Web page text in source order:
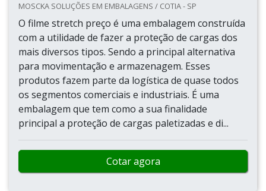
MOSCKA SOLUÇÕES EM EMBALAGENS / COTIA - SP
O filme stretch preço é uma embalagem construída
com a utilidade de fazer a proteção de cargas dos
mais diversos tipos. Sendo a principal alternativa
para movimentação e armazenagem. Esses
produtos fazem parte da logística de quase todos
os segmentos comerciais e industriais. É uma
embalagem que tem como a sua finalidade
principal a proteção de cargas paletizadas e di...
Cotar agora